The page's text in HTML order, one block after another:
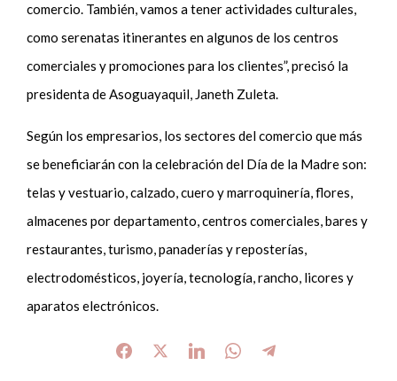
comercio. También, vamos a tener actividades culturales,
como serenatas itinerantes en algunos de los centros
comerciales y promociones para los clientes”, precisó la
presidenta de Asoguayaquil, Janeth Zuleta.
Según los empresarios, los sectores del comercio que más
se beneficiarán con la celebración del Día de la Madre son:
telas y vestuario, calzado, cuero y marroquinería, flores,
almacenes por departamento, centros comerciales, bares y
restaurantes, turismo, panaderías y reposterías,
electrodomésticos, joyería, tecnología, rancho, licores y
aparatos electrónicos.